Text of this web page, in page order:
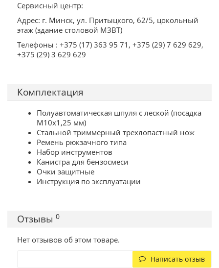
Сервисный центр:
Адрес: г. Минск, ул. Притыцкого, 62/5, цокольный
этаж (здание столовой МЗВТ)
Телефоны : +375 (17) 363 95 71, +375 (29) 7 629 629,
+375 (29) 3 629 629
Комплектация
Полуавтоматическая шпуля с леской (посадка
М10х1,25 мм)
Стальной триммерный трехлопастный нож
Ремень рюкзачного типа
Набор инструментов
Канистра для бензосмеси
Очки защитные
Инструкция по эксплуатации
Отзывы 0
Нет отзывов об этом товаре.
Написать отзыв